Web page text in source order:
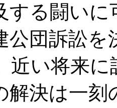
する闘い
公団訴訟
近い将来
解決は一